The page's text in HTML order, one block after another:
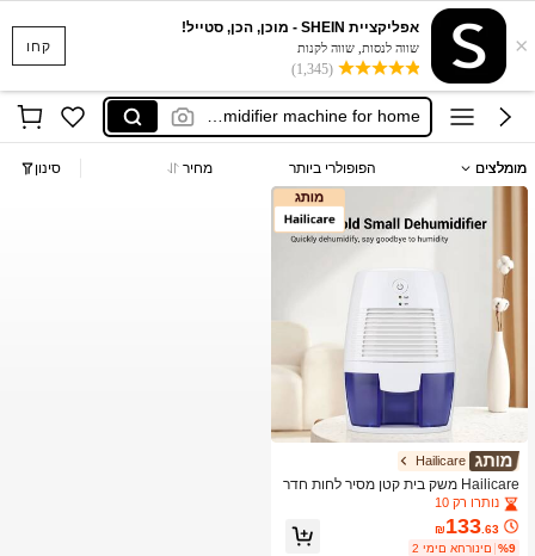
קחו ×
אפליקציית SHEIN - מוכן, הכן, סטייל!
שווה לנסות, שווה לקנות
(1,345)
anewsta שמלות
dehumidifier
desumidificador elétrico
anewsta שמלות
dehumidifier
מומלצים הפופולרי ביותר מחיר סינון
Hailicare
Hailicare משק בית קטן מסיר לחות חדר
השינה מייבש נייד שקטה מהיר מסיר לחו
ת כוח USB מיתר
נותרו רק 10
₪133 .63
%9 2 ימים אחרונים